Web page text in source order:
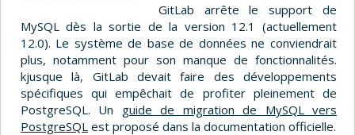
GitLab arrête le support de
MySQL dès la sortie de la version 12.1 (actuellement
12.0). Le système de base de données ne conviendrait
plus, notamment pour son manque de fonctionnalités.
kjusque là, GitLab devait faire des développements
spécifiques qui empêchait de profiter pleinement de
PostgreSQL. Un guide de migration de MySQL vers
PostgreSQL est proposé dans la documentation officielle.